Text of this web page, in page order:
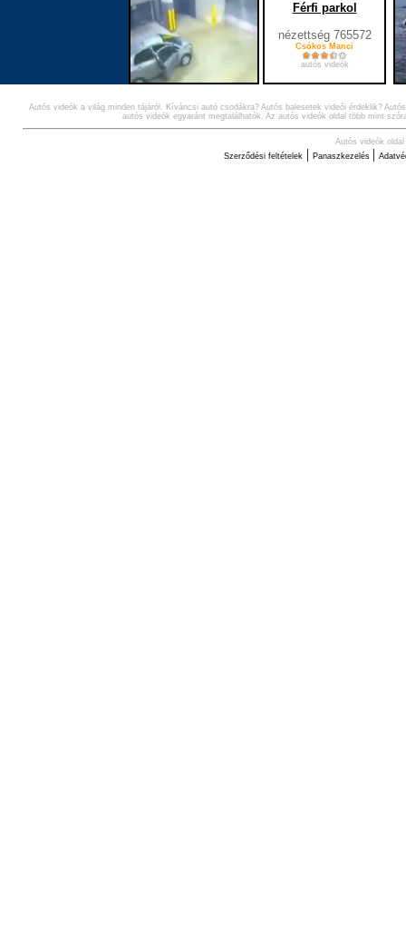
Férfi parkol
nézettség 765572
Csókos Manci
autós videók
Autós videók a világ minden tájáról. Kíváncsi autó csodákra? Autós balesetek videói érdeklik?
autós videók egyaránt megtalálhatók. Az autós videók oldal több mint
Autós videók oldal
Szerződési feltételek | Panaszkezelés |